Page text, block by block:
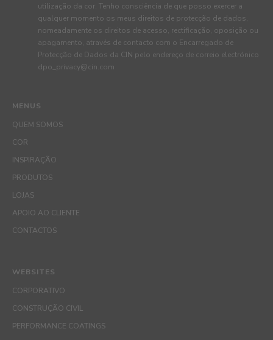
MENUS
QUEM SOMOS
COR
INSPIRAÇÃO
PRODUTOS
LOJAS
APOIO AO CLIENTE
CONTACTOS
utilização da cor. Tenho consciência de que posso exercer a
qualquer momento os meus direitos de protecção de dados,
nomeadamente os direitos de acesso, rectificação, oposição ou
apagamento, através de contacto com o Encarregado de
Protecção de Dados da CIN pelo endereço de correio electrónico
dpo_privacy@cin.com
WEBSITES
CORPORATIVO
CONSTRUÇÃO CIVIL
PERFORMANCE COATINGS